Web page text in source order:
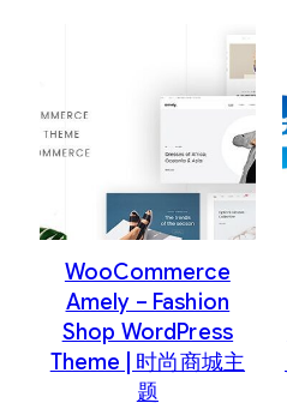
WooCommerce
Amely – Fashion
Shop WordPress
Theme | 时尚商城主
题